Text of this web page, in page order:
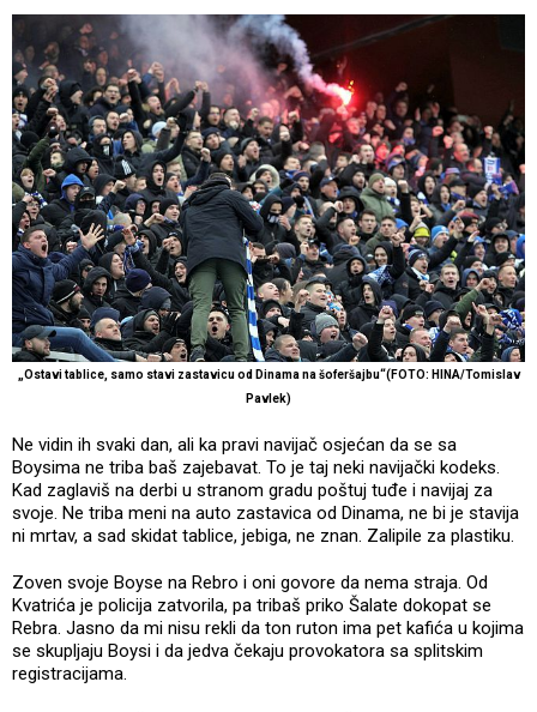
„Ostavi tablice, samo stavi zastavicu od Dinama na šoferšajbu“(FOTO: HINA/Tomislav
Pavlek)
Ne vidin ih svaki dan, ali ka pravi navijač osjećan da se sa
Boysima ne triba baš zajebavat. To je taj neki navijački kodeks.
Kad zaglaviš na derbi u stranom gradu poštuj tuđe i navijaj za
svoje. Ne triba meni na auto zastavica od Dinama, ne bi je stavija
ni mrtav, a sad skidat tablice, jebiga, ne znan. Zalipile za plastiku.
Zoven svoje Boyse na Rebro i oni govore da nema straja. Od
Kvatrića je policija zatvorila, pa tribaš priko Šalate dokopat se
Rebra. Jasno da mi nisu rekli da ton ruton ima pet kafića u kojima
se skupljaju Boysi i da jedva čekaju provokatora sa splitskim
registracijama.